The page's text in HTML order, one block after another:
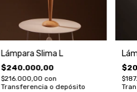
Lámpara Slima L
$240.000,00
$216.000,00 con
Transferencia o depósito